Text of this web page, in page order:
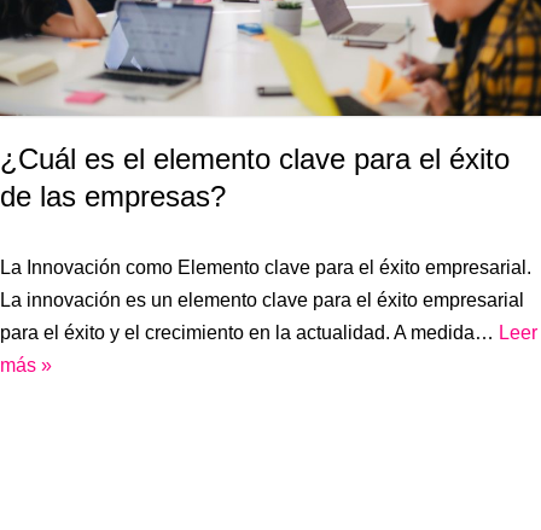
¿Cuál es el elemento clave para el éxito
de las empresas?
La Innovación como Elemento clave para el éxito empresarial.
La innovación es un elemento clave para el éxito empresarial
para el éxito y el crecimiento en la actualidad. A medida… Leer
más »